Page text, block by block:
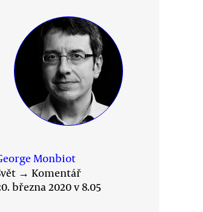
Monbiot
→ Komentář
března 2020 v 8.05